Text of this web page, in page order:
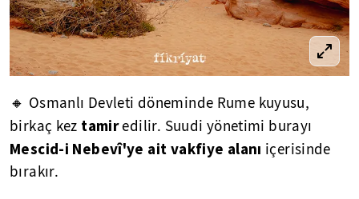
🔸 Osmanlı Devleti döneminde Rume kuyusu,
birkaç kez tamiredilir. Suudi yönetimi burayı
Mescid-i Nebevî'ye ait vakfiye alanı içerisinde
bırakır.